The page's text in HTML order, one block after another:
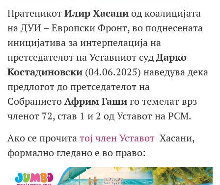
ПратеникотИлир Хасаниод коалицијата
на ДУИ – Европски Фронт, во поднесената
иницијатива за интерпелација на
претседателот на Уставниот судДарко
Костадиновски (04.06.2025) наведува дека
предлогот до претседателот на
СобраниетоАфрим Гашиго темелат врз
членот 72, став 1 и 2 од Уставот на РСМ.
Ако се прочитатој член Уставот Хасани,
формално гледано е во право: